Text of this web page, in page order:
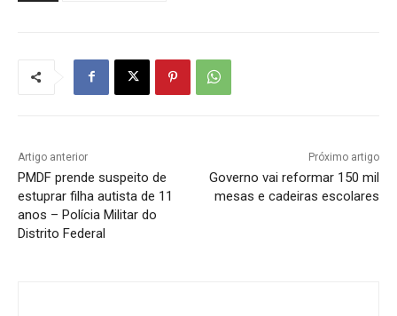
Artigo anterior
PMDF prende suspeito de
estuprar filha autista de 11
anos – Polícia Militar do
Distrito Federal
Próximo artigo
Governo vai reformar 150 mil
mesas e cadeiras escolares